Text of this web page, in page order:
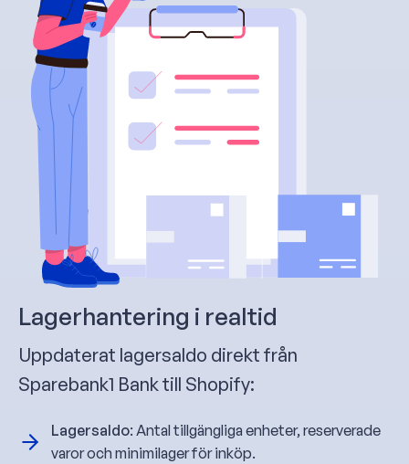
Lagerhantering i realtid
Uppdaterat lagersaldo direkt från
Sparebank1 Bank till Shopify:
Lagersaldo: Antal tillgängliga enheter, reserverade
varor och minimilager för inköp.